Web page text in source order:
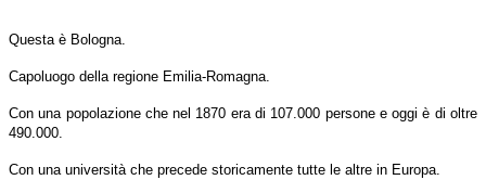
Questa è Bologna.
Capoluogo della regione Emilia-Romagna.
Con una popolazione che nel 1870 era di 107.000 persone e oggi è di oltre
490.000.
Con una università che precede storicamente tutte le altre in Europa.